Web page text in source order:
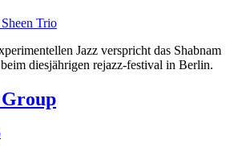
Jazz verspricht das Shabnam
diesjährigen rejazz-festival in Berlin.